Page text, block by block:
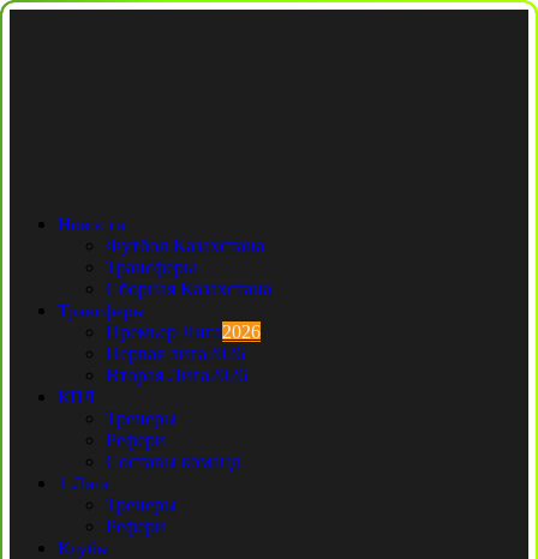
Новости
Футбол Казахстана
Трансферы
Сборная Казахстана
Трансферы
Премьер Лига2026
Первая лига2026
Вторая Лига2026
КПЛ
Тренеры
Рефери
Составы команд
1 Лига
Тренеры
Рефери
Клубы